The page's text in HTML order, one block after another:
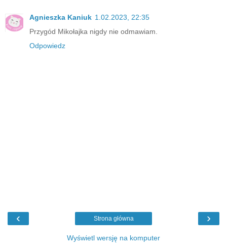
Agnieszka Kaniuk 1.02.2023, 22:35
Przygód Mikołajka nigdy nie odmawiam.
Odpowiedz
‹ ›
Strona główna
Wyświetl wersję na komputer